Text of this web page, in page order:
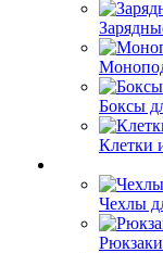
Боксы
Клетки
Чехлы